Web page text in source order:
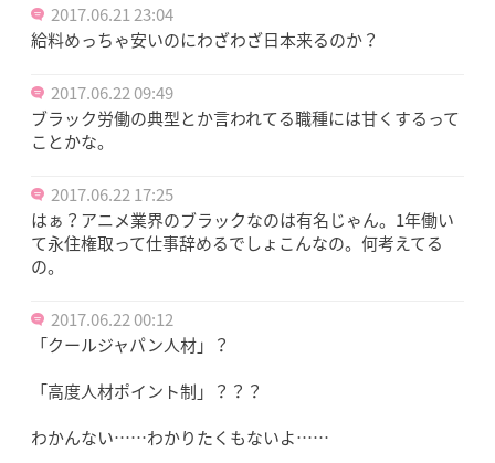
2017.06.21 23:04
給料めっちゃ安いのにわざわざ日本来るのか？
2017.06.22 09:49
ブラック労働の典型とか言われてる職種には甘くするって
ことかな。
2017.06.22 17:25
はぁ？アニメ業界のブラックなのは有名じゃん。1年働い
て永住権取って仕事辞めるでしょこんなの。何考えてる
の。
2017.06.22 00:12
「クールジャパン人材」？
「高度人材ポイント制」？？？
わかんない……わかりたくもないよ……